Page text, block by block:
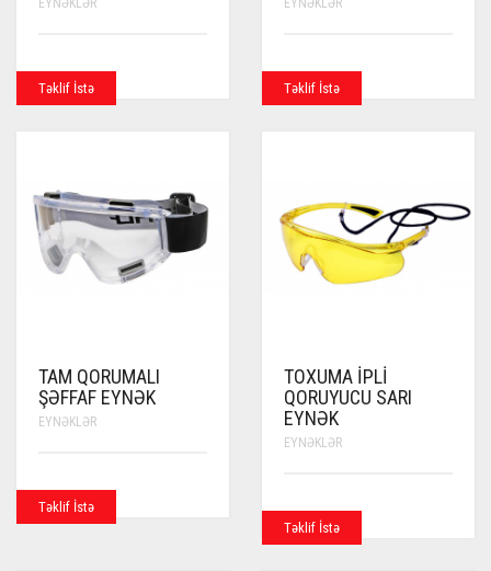
EYNƏKLƏR
Təklif İstə
EYNƏKLƏR
Təklif İstə
TAM QORUMALI
ŞƏFFAF EYNƏK
EYNƏKLƏR
Təklif İstə
TOXUMA İPLI
QORUYUCU SARI
EYNƏK
EYNƏKLƏR
Təklif İstə